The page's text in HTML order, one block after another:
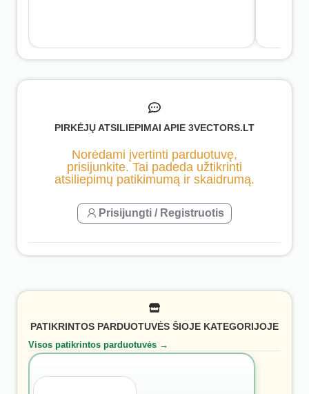
PIRKĖJŲ ATSILIEPIMAI APIE 3VECTORS.LT
Norėdami įvertinti parduotuvę,
prisijunkite. Tai padeda užtikrinti
atsiliepimų patikimumą ir skaidrumą.
Prisijungti / Registruotis
PATIKRINTOS PARDUOTUVĖS ŠIOJE KATEGORIJOJE
Visos patikrintos parduotuvės →